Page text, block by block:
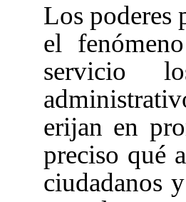
Los poderes
el
servicio
erijan en
preciso qué
ciudadanos